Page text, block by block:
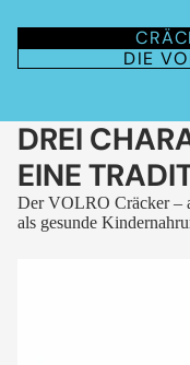
DIE
DREI
EINE
Der VOLRO Cräcker –
als gesunde